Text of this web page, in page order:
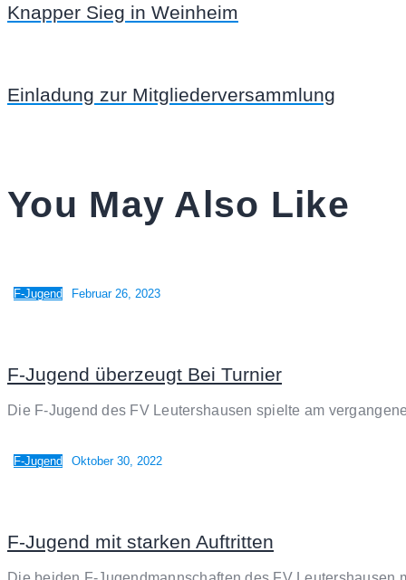
Knapper Sieg in Weinheim
Einladung zur Mitgliederversammlung
You May Also Like
F-Jugend Februar 26, 2023
F-Jugend überzeugt Bei Turnier
Die F-Jugend des FV Leutershausen spielte am
F-Jugend Oktober 30, 2022
F-Jugend mit starken Auftritten